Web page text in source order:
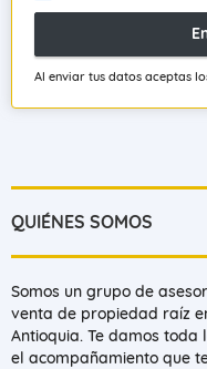
Al enviar tus datos aceptas
QUIÉNES SOMOS
Somos un grupo de
venta de propiedad raíz
Antioquia. Te damos
el acompañamiento que